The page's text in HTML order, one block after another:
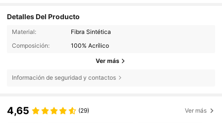
Detalles Del Producto
Material:
Fibra Sintética
Composición:
100% Acrílico
Ver más
Información de seguridad y contactos
4,65 (29) Ver más